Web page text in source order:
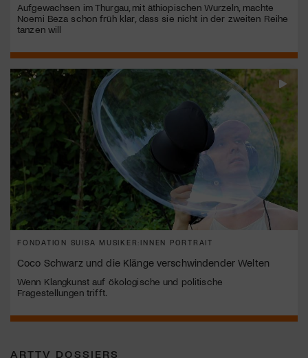
Aufgewachsen im Thurgau, mit äthiopischen Wurzeln, machte
Noemi Beza schon früh klar, dass sie nicht in der zweiten Reihe
tanzen will
FONDATION SUISA MUSIKER:INNEN PORTRAIT
Coco Schwarz und die Klänge verschwindender Welten
Wenn Klangkunst auf ökologische und politische
Fragestellungen trifft.
ARTTV DOSSIERS